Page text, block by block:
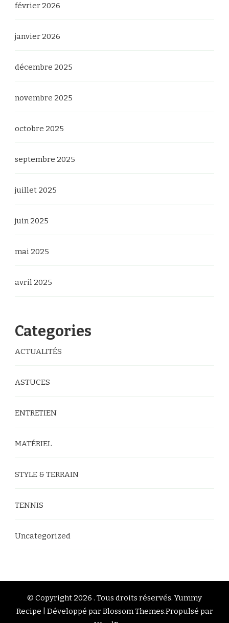
février 2026
janvier 2026
décembre 2025
novembre 2025
octobre 2025
septembre 2025
juillet 2025
juin 2025
mai 2025
avril 2025
Categories
ACTUALITÉS
ASTUCES
ENTRETIEN
MATÉRIEL
STYLE & TERRAIN
TENNIS
Uncategorized
© Copyright 2026 . Tous droits réservés.Yummy
Recipe | Développé parBlossom Themes.Propulsé par